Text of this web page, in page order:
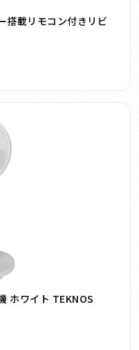
搭載リモコン付きリビ
ホワイト TEKNOS